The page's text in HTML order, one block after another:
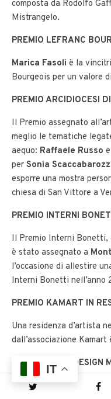
composta da Rodolfo
Mistrangelo.
PREMIO LEFRANC
Marica Fasoli è la
Bourgeois per un valore
PREMIO ARCIDIOCESI
Il Premio assegnato
meglio le tematiche
aequo: Raffaele Russo e
per Sonia
esporre una mostra
chiesa di San Vittore a
PREMIO INTERNI
Il Premio Interni Bonetti,
è stato assegnato a
l’occasione di allestire
Interni Bonetti nell’anno
PREMIO KAMART IN
Una residenza d’artista
dall’associazione
PREMIO VIBEL
Il vincitore,Giorio Design,
IT